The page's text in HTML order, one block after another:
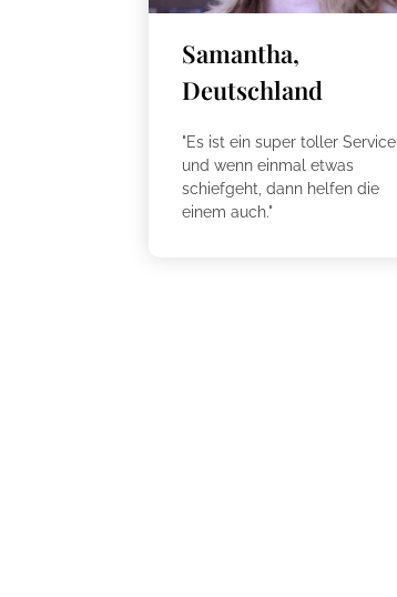
Samantha,
Deutschland
"Es ist ein super toller Service
und wenn einmal etwas
schiefgeht, dann helfen die
einem auch."